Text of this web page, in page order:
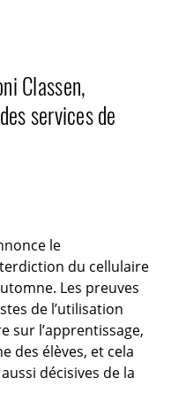
Classen,
services de
le
du cellulaire
Les preuves
de l’utilisation
sur l’apprentissage,
des élèves, et cela
décisives de la